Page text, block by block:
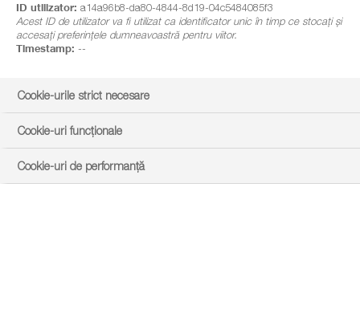
ID utilizator: a14a96b8-da80-4844-8d19-04c5484085f3
Acest ID de utilizator va fi utilizat ca identificator unic în timp ce stocați și
accesați preferințele dumneavoastră pentru viitor.
Timestamp: --
Cookie-urile strict necesare
Cookie-uri funcționale
Cookie-uri de performanță